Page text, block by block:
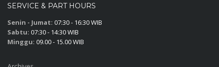
SERVICE & PART HOURS
Senin - Jumat: 07:30 - 16:30 WIB
Sabtu: 07:30 - 14:30 WIB
Minggu: 09.00 - 15.00 WIB